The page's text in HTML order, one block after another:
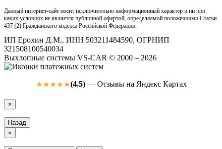
Данный интернет-сайт носит исключительно информационный характер и ни при
каких условиях не является публичной офертой, определяемой положениями Статьи
437 (2) Гражданского кодекса Российской Федерации.
ИП Ерохин Д.М., ИНН 503211484590, ОГРНИП
321508100540034
Выхлопные системы VS-CAR © 2000 – 2026
★★★★★(4,5)— Отзывы на Яндекс Картах
×
Назад
×